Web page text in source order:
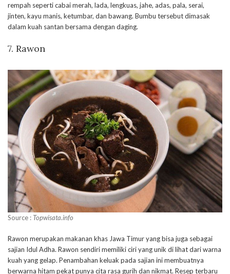
rempah seperti cabai merah, lada, lengkuas, jahe, adas, pala, serai,
jinten, kayu manis, ketumbar, dan bawang. Bumbu tersebut dimasak
dalam kuah santan bersama dengan daging.
7. Rawon
Source : Topwisata.info
Rawon merupakan makanan khas Jawa Timur yang bisa juga sebagai
sajian Idul Adha. Rawon sendiri memiliki ciri yang unik di lihat dari warna
kuah yang gelap. Penambahan keluak pada sajian ini membuatnya
berwarna hitam pekat punya cita rasa gurih dan nikmat. Resep terbaru